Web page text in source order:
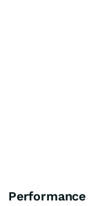
Performance